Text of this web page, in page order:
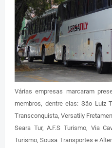
Várias empresas marcaram
membros, dentre elas: São Luiz
Transconquista, Versatily
Seara Tur, A.F.S Turismo, Via
Turismo, Sousa Transportes e